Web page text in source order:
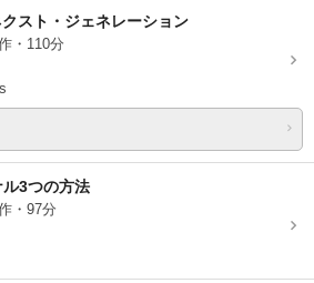
スト・ジェネレーション
・110分
3つの方法
・97分